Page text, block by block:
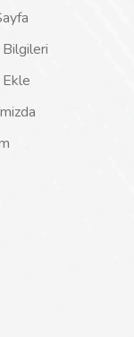
Bilgileri